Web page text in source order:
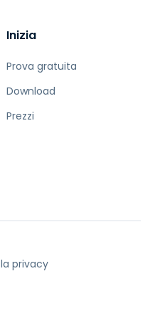
Inizia
Prova gratuita
Download
Prezzi
privacy